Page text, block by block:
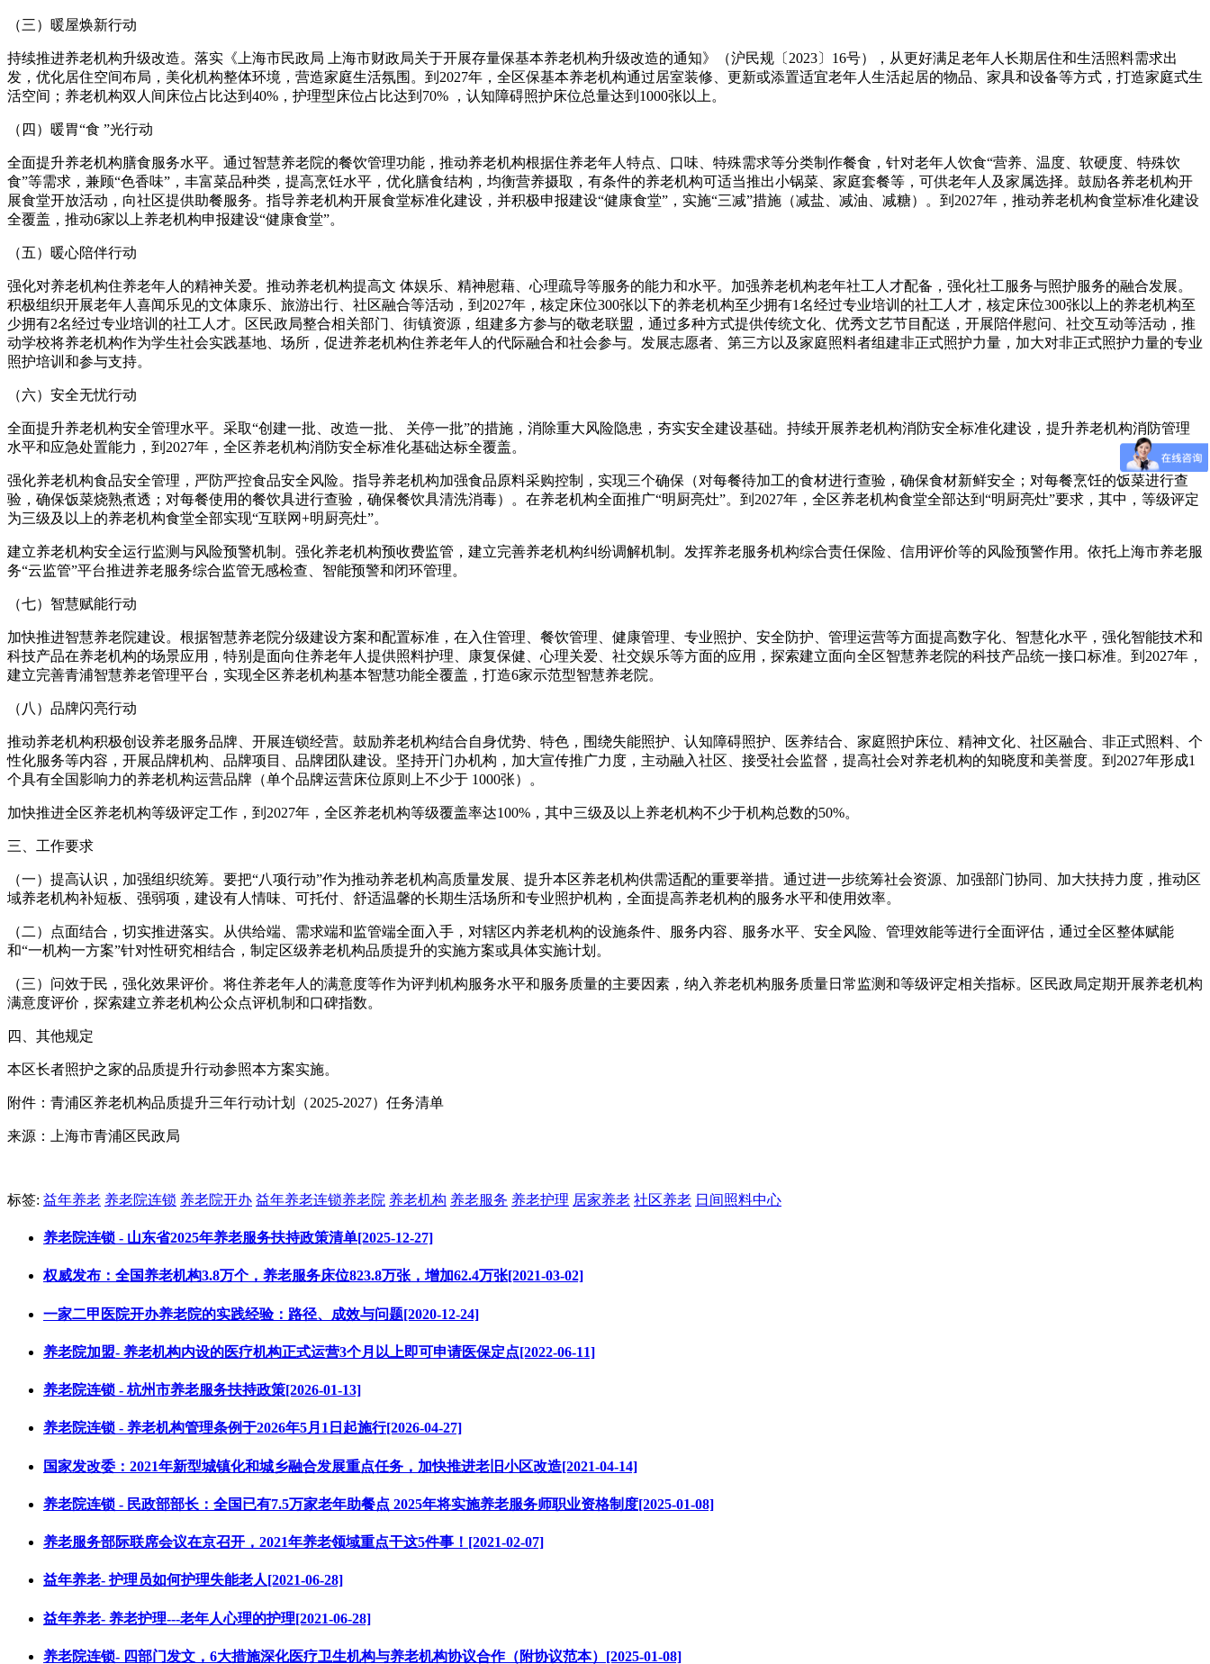
（三）暖屋焕新行动
持续推进养老机构升级改造。落实《上海市民政局 上海市财政局关于开展存量保基本养老机构升级改造的通知》（沪民规〔2023〕16号），从更好满足老年人长期居住和生活照料需求出
发，优化居住空间布局，美化机构整体环境，营造家庭生活氛围。到2027年，全区保基本养老机构通过居室装修、更新或添置适宜老年人生活起居的物品、家具和设备等方式，打造家庭式生
活空间；养老机构双人间床位占比达到40%，护理型床位占比达到70% ，认知障碍照护床位总量达到1000张以上。
（四）暖胃“食 ”光行动
全面提升养老机构膳食服务水平。通过智慧养老院的餐饮管理功能，推动养老机构根据住养老年人特点、口味、特殊需求等分类制作餐食，针对老年人饮食“营养、温度、软硬度、特殊饮
食”等需求，兼顾“色香味”，丰富菜品种类，提高烹饪水平，优化膳食结构，均衡营养摄取，有条件的养老机构可适当推出小锅菜、家庭套餐等，可供老年人及家属选择。鼓励各养老机构开
展食堂开放活动，向社区提供助餐服务。指导养老机构开展食堂标准化建设，并积极申报建设“健康食堂”，实施“三减”措施（减盐、减油、减糖）。到2027年，推动养老机构食堂标准化建设
全覆盖，推动6家以上养老机构申报建设“健康食堂”。
（五）暖心陪伴行动
强化对养老机构住养老年人的精神关爱。推动养老机构提高文 体娱乐、精神慰藉、心理疏导等服务的能力和水平。加强养老机构老年社工人才配备，强化社工服务与照护服务的融合发展。
积极组织开展老年人喜闻乐见的文体康乐、旅游出行、社区融合等活动，到2027年，核定床位300张以下的养老机构至少拥有1名经过专业培训的社工人才，核定床位300张以上的养老机构至
少拥有2名经过专业培训的社工人才。区民政局整合相关部门、街镇资源，组建多方参与的敬老联盟，通过多种方式提供传统文化、优秀文艺节目配送，开展陪伴慰问、社交互动等活动，推
动学校将养老机构作为学生社会实践基地、场所，促进养老机构住养老年人的代际融合和社会参与。发展志愿者、第三方以及家庭照料者组建非正式照护力量，加大对非正式照护力量的专业
照护培训和参与支持。
（六）安全无忧行动
全面提升养老机构安全管理水平。采取“创建一批、改造一批、 关停一批”的措施，消除重大风险隐患，夯实安全建设基础。持续开展养老机构消防安全标准化建设，提升养老机构消防管理
水平和应急处置能力，到2027年，全区养老机构消防安全标准化基础达标全覆盖。
强化养老机构食品安全管理，严防严控食品安全风险。指导养老机构加强食品原料采购控制，实现三个确保（对每餐待加工的食材进行查验，确保食材新鲜安全；对每餐烹饪的饭菜进行查
验，确保饭菜烧熟煮透；对每餐使用的餐饮具进行查验，确保餐饮具清洗消毒）。在养老机构全面推广“明厨亮灶”。到2027年，全区养老机构食堂全部达到“明厨亮灶”要求，其中，等级评定
为三级及以上的养老机构食堂全部实现“互联网+明厨亮灶”。
建立养老机构安全运行监测与风险预警机制。强化养老机构预收费监管，建立完善养老机构纠纷调解机制。发挥养老服务机构综合责任保险、信用评价等的风险预警作用。依托上海市养老服
务“云监管”平台推进养老服务综合监管无感检查、智能预警和闭环管理。
（七）智慧赋能行动
加快推进智慧养老院建设。根据智慧养老院分级建设方案和配置标准，在入住管理、餐饮管理、健康管理、专业照护、安全防护、管理运营等方面提高数字化、智慧化水平，强化智能技术和
科技产品在养老机构的场景应用，特别是面向住养老年人提供照料护理、康复保健、心理关爱、社交娱乐等方面的应用，探索建立面向全区智慧养老院的科技产品统一接口标准。到2027年，
建立完善青浦智慧养老管理平台，实现全区养老机构基本智慧功能全覆盖，打造6家示范型智慧养老院。
（八）品牌闪亮行动
推动养老机构积极创设养老服务品牌、开展连锁经营。鼓励养老机构结合自身优势、特色，围绕失能照护、认知障碍照护、医养结合、家庭照护床位、精神文化、社区融合、非正式照料、个
性化服务等内容，开展品牌机构、品牌项目、品牌团队建设。坚持开门办机构，加大宣传推广力度，主动融入社区、接受社会监督，提高社会对养老机构的知晓度和美誉度。到2027年形成1
个具有全国影响力的养老机构运营品牌（单个品牌运营床位原则上不少于 1000张）。
加快推进全区养老机构等级评定工作，到2027年，全区养老机构等级覆盖率达100%，其中三级及以上养老机构不少于机构总数的50%。
三、工作要求
（一）提高认识，加强组织统筹。要把“八项行动”作为推动养老机构高质量发展、提升本区养老机构供需适配的重要举措。通过进一步统筹社会资源、加强部门协同、加大扶持力度，推动区
域养老机构补短板、强弱项，建设有人情味、可托付、舒适温馨的长期生活场所和专业照护机构，全面提高养老机构的服务水平和使用效率。
（二）点面结合，切实推进落实。从供给端、需求端和监管端全面入手，对辖区内养老机构的设施条件、服务内容、服务水平、安全风险、管理效能等进行全面评估，通过全区整体赋能
和“一机构一方案”针对性研究相结合，制定区级养老机构品质提升的实施方案或具体实施计划。
（三）问效于民，强化效果评价。将住养老年人的满意度等作为评判机构服务水平和服务质量的主要因素，纳入养老机构服务质量日常监测和等级评定相关指标。区民政局定期开展养老机构
满意度评价，探索建立养老机构公众点评机制和口碑指数。
四、其他规定
本区长者照护之家的品质提升行动参照本方案实施。
附件：青浦区养老机构品质提升三年行动计划（2025-2027）任务清单
来源：上海市青浦区民政局
标签: 益年养老 养老院连锁 养老院开办 益年养老连锁养老院 养老机构 养老服务 养老护理 居家养老 社区养老 日间照料中心
养老院连锁 - 山东省2025年养老服务扶持政策清单[2025-12-27]
权威发布：全国养老机构3.8万个，养老服务床位823.8万张，增加62.4万张[2021-03-02]
一家二甲医院开办养老院的实践经验：路径、成效与问题[2020-12-24]
养老院加盟- 养老机构内设的医疗机构正式运营3个月以上即可申请医保定点[2022-06-11]
养老院连锁 - 杭州市养老服务扶持政策[2026-01-13]
养老院连锁 - 养老机构管理条例于2026年5月1日起施行[2026-04-27]
国家发改委：2021年新型城镇化和城乡融合发展重点任务，加快推进老旧小区改造[2021-04-14]
养老院连锁 - 民政部部长：全国已有7.5万家老年助餐点 2025年将实施养老服务师职业资格制度[2025-01-08]
养老服务部际联席会议在京召开，2021年养老领域重点干这5件事！[2021-02-07]
益年养老- 护理员如何护理失能老人[2021-06-28]
益年养老- 养老护理---老年人心理的护理[2021-06-28]
养老院连锁- 四部门发文，6大措施深化医疗卫生机构与养老机构协议合作（附协议范本）[2025-01-08]